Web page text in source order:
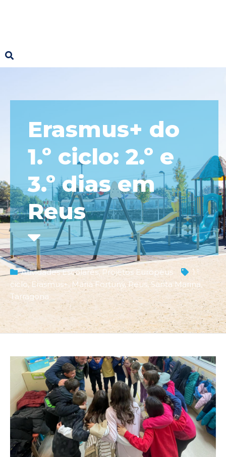
Erasmus+ do
1.º ciclo: 2.º e
3.º dias em
Reus
Atividades Escolares, Projetos Europeus
1.º
ciclo, Erasmus+, Marià Fortuny,Reus,Santa Marina,
Tarragona